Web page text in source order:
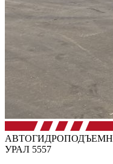
УРАЛ 5557